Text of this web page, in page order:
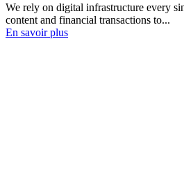
We rely on digital infrastructure every
content and financial transactions to...
En savoir plus